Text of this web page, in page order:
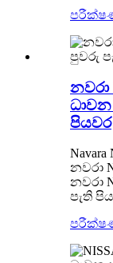
නවරා
පියවර
නවරා
නවරා
පැති